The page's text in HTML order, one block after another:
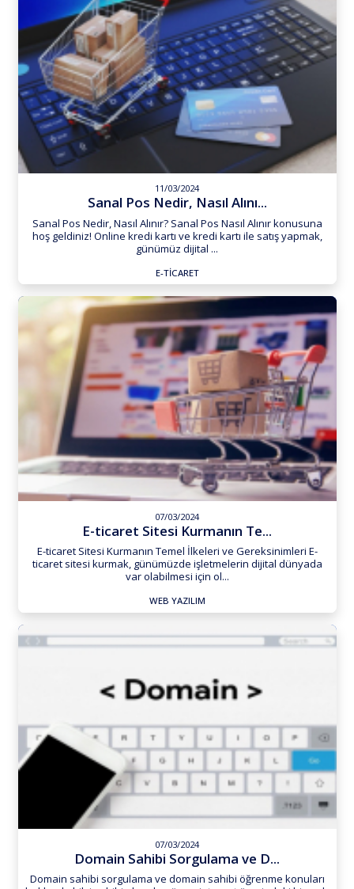
11/03/2024
Sanal Pos Nedir, Nasıl Alını...
Sanal Pos Nedir, Nasıl Alınır? Sanal Pos Nasıl Alınır konusuna
hoş geldiniz! Online kredi kartı ve kredi kartı ile satış yapmak,
günümüz dijital ...
E-TICARET
07/03/2024
E-ticaret Sitesi Kurmanın Te...
E-ticaret Sitesi Kurmanın Temel İlkeleri ve Gereksinimleri E-
ticaret sitesi kurmak, günümüzde işletmelerin dijital dünyada
var olabilmesi için ol...
WEB YAZILIM
07/03/2024
Domain Sahibi Sorgulama ve D...
Domain sahibi sorgulama ve domain sahibi öğrenme konuları